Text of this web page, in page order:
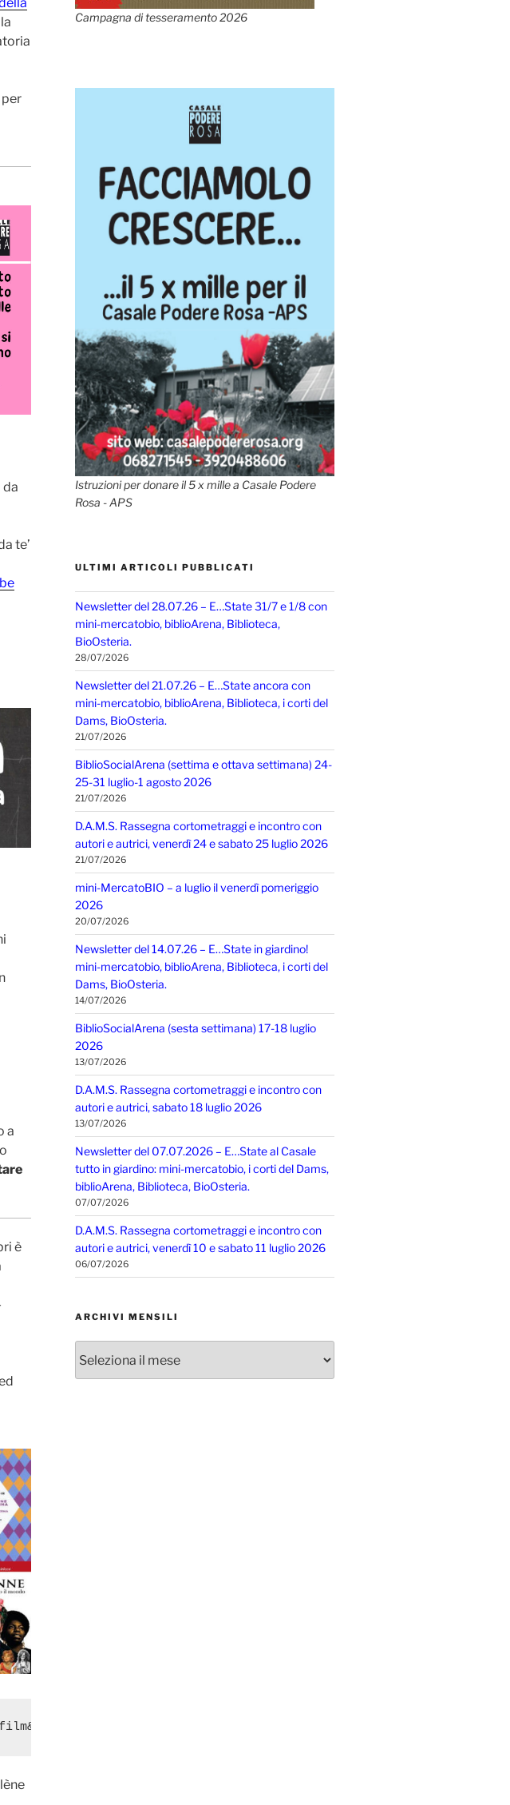
per
da
te’
a
è
dedicati... alla metà del mondo”
Campagna di tesseramento 2026
Istruzioni per donare il 5 x mille a Casale Podere
Rosa - APS
ULTIMI ARTICOLI PUBBLICATI
Newsletter del 28.07.26 – E…State 31/7 e 1/8 con
mini-mercatobio, biblioArena, Biblioteca,
BioOsteria.
28/07/2026
Newsletter del 21.07.26 – E…State ancora con
mini-mercatobio, biblioArena, Biblioteca, i corti del
Dams, BioOsteria.
21/07/2026
BiblioSocialArena (settima e ottava settimana) 24-
25-31 luglio-1 agosto 2026
21/07/2026
D.A.M.S. Rassegna cortometraggi e incontro con
autori e autrici, venerdì 24 e sabato 25 luglio 2026
21/07/2026
mini-MercatoBIO – a luglio il venerdì pomeriggio
2026
20/07/2026
Newsletter del 14.07.26 – E…State in giardino!
mini-mercatobio, biblioArena, Biblioteca, i corti del
Dams, BioOsteria.
14/07/2026
BiblioSocialArena (sesta settimana) 17-18 luglio
2026
13/07/2026
D.A.M.S. Rassegna cortometraggi e incontro con
autori e autrici, sabato 18 luglio 2026
13/07/2026
Newsletter del 07.07.2026 – E…State al Casale
tutto in giardino: mini-mercatobio, i corti del Dams,
biblioArena, Biblioteca, BioOsteria.
07/07/2026
D.A.M.S. Rassegna cortometraggi e incontro con
autori e autrici, venerdì 10 e sabato 11 luglio 2026
06/07/2026
ARCHIVI MENSILI
mensili